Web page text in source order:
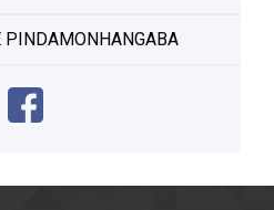
PINDAMONHANGABA